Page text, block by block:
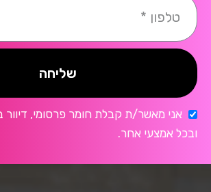
שליחה
אני מאשר/ת קבלת חומר פרסומי, דיוור
ובכל אמצעי אחר.